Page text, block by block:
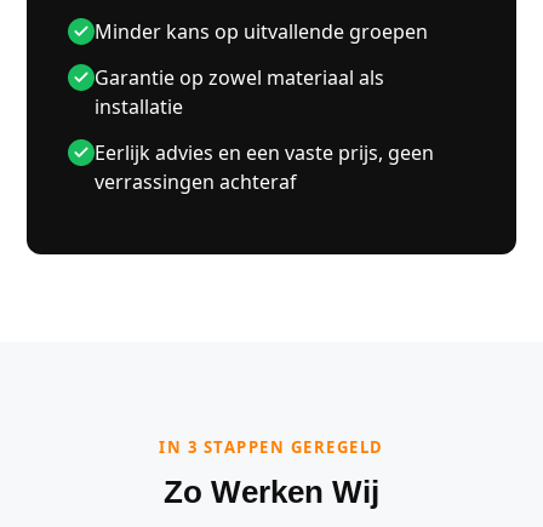
Minder kans op uitvallende groepen
Garantie op zowel materiaal als
installatie
Eerlijk advies en een vaste prijs, geen
verrassingen achteraf
IN 3 STAPPEN GEREGELD
Zo Werken Wij